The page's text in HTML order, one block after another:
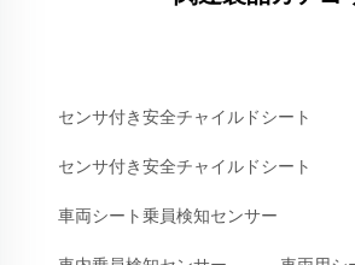
センサ付き安全チャイルドシート
センサ付き安全チャイルドシート
車両シート乗員検知センサー